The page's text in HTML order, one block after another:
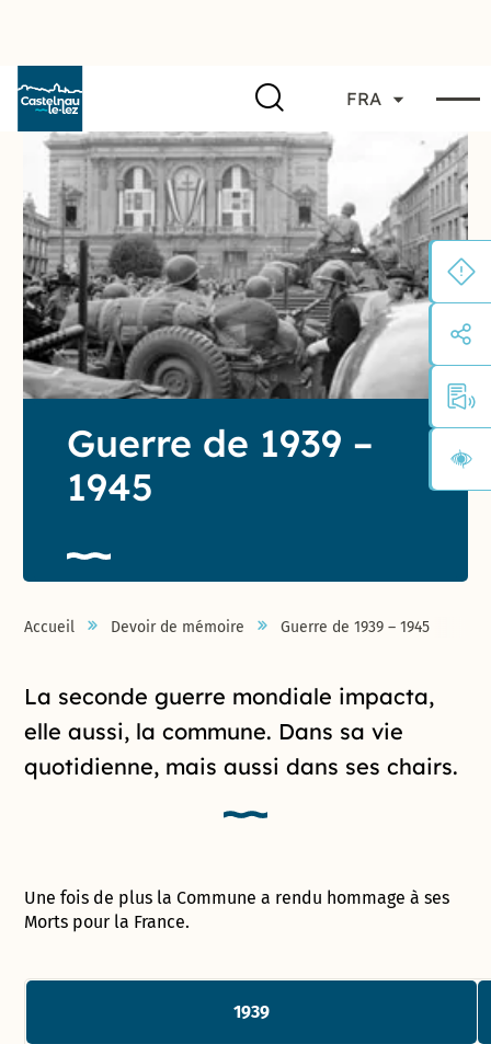
FRA
Guerre de 1939 –
1945
Accueil Devoir de mémoire Guerre de 1939 – 1945
Introduction de la page
La seconde guerre mondiale impacta,
elle aussi, la commune. Dans sa vie
quotidienne, mais aussi dans ses chairs.
Une fois de plus la Commune a rendu hommage à ses
Morts pour la France.
1939